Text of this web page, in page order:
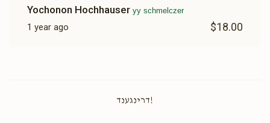
Yochonon Hochhauser yy schmelczer
1 year ago $18.00
!דרינגענד